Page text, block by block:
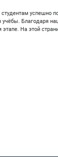
успешно
Благодаря
На этой